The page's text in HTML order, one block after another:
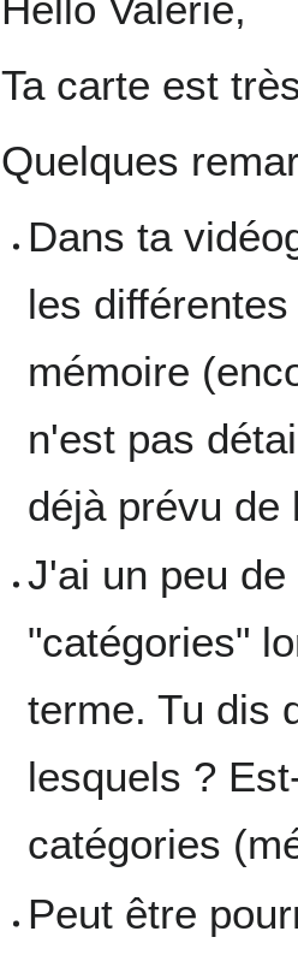
Ta carte est
Quelques
Dans ta
les
mémoire
n'est pas
déjà prévu de
J'ai un peu
"catégories"
terme. Tu dis
lesquels ?
catégories
Peut être